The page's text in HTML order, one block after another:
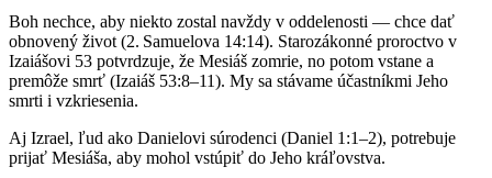
Boh nechce, aby niekto zostal navždy v oddelenosti — chce dať
obnovený život (2. Samuelova 14:14). Starozákonné proroctvo v
Izaiášovi 53 potvrdzuje, že Mesiáš zomrie, no potom vstane a
premôže smrť (Izaiáš 53:8–11). My sa stávame účastníkmi Jeho
smrti i vzkriesenia.
Aj Izrael, ľud ako Danielovi súrodenci (Daniel 1:1–2), potrebuje
prijať Mesiáša, aby mohol vstúpiť do Jeho kráľovstva.